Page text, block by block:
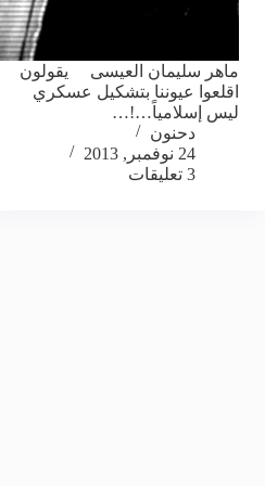
ماهر سليمان العيسى يقولون
اقلعوا عيوننا بتشكيل عسكري
ليس إسلامياً…!…
دحنون
24 نوفمبر, 2013
3 تعليقات